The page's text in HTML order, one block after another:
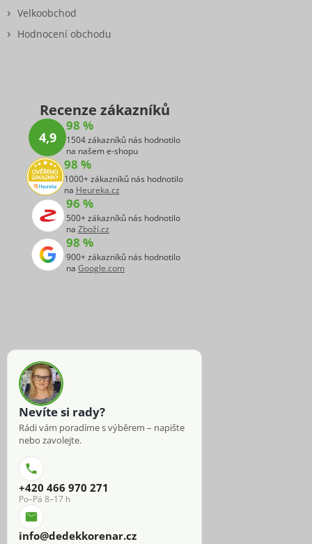
Velkoobchod
Hodnocení obchodu
Recenze zákazníků
4,9
98 %
1504 zákazníků nás hodnotilo
na našem e-shopu
98 %
1000+ zákazníků nás hodnotilo
na Heureka.cz
96 %
500+ zákazníků nás hodnotilo
na Zboží.cz
98 %
900+ zákazníků nás hodnotilo
na Google.com
Nevíte si rady?
Rádi vám poradíme s výběrem – napište
nebo zavolejte.
+420 466 970 271
Po–Pá 8–17 h
info@dedekkorenar.cz